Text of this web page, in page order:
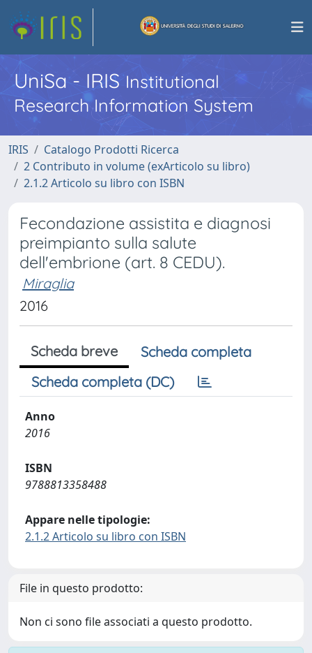
UniSa - IRISInstitutional
Research Information System
IRIS
Catalogo Prodotti Ricerca
2 Contributo in volume (exArticolo su libro)
2.1.2 Articolo su libro con ISBN
Fecondazione assistita e diagnosi
preimpianto sulla salute
dell'embrione (art. 8 CEDU).
Miraglia
2016
Scheda breve
Scheda completa
Scheda completa (DC)
Anno
2016
ISBN
9788813358488
Appare nelle tipologie:
2.1.2 Articolo su libro con ISBN
File in questo prodotto:
Non ci sono file associati a questo prodotto.